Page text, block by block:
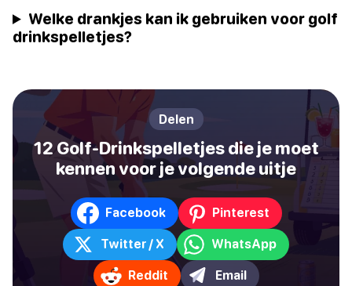
Welke drankjes kan ik gebruiken voor golf
drinkspelletjes?
Delen
12 Golf-Drinkspelletjes die je moet
kennen voor je volgende uitje
Facebook Pinterest
Twitter / X WhatsApp
Reddit Email